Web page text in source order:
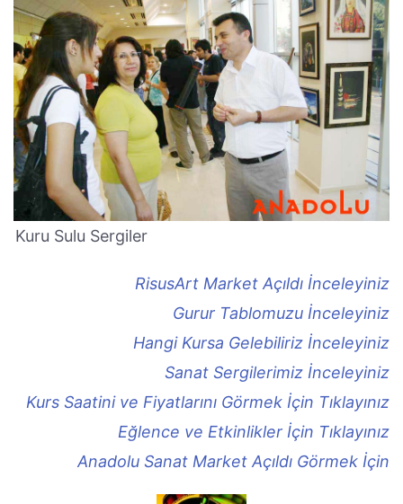
Kuru Sulu Sergiler
RisusArt Market Açıldı İnceleyiniz
Gurur Tablomuzu İnceleyiniz
Hangi Kursa Gelebiliriz İnceleyiniz
Sanat Sergilerimiz İnceleyiniz
Kurs Saatini ve Fiyatlarını Görmek İçin Tıklayınız
Eğlence ve Etkinlikler İçin Tıklayınız
Anadolu Sanat Market Açıldı Görmek İçin